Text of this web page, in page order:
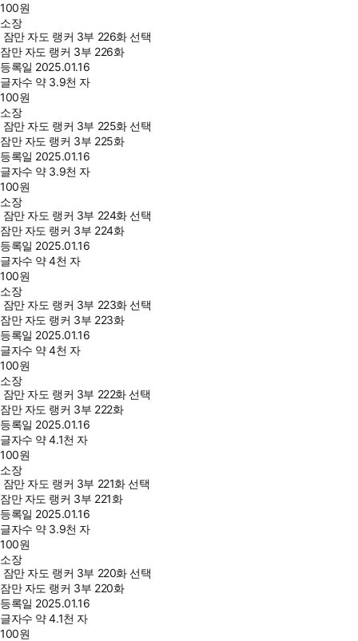
100원
소장
잠만 자도 랭커 3부 226화 선택
잠만 자도 랭커 3부 226화
등록일 2025.01.16
글자수 약 3.9천 자
100원
소장
잠만 자도 랭커 3부 225화 선택
잠만 자도 랭커 3부 225화
등록일 2025.01.16
글자수 약 3.9천 자
100원
소장
잠만 자도 랭커 3부 224화 선택
잠만 자도 랭커 3부 224화
등록일 2025.01.16
글자수 약 4천 자
100원
소장
잠만 자도 랭커 3부 223화 선택
잠만 자도 랭커 3부 223화
등록일 2025.01.16
글자수 약 4천 자
100원
소장
잠만 자도 랭커 3부 222화 선택
잠만 자도 랭커 3부 222화
등록일 2025.01.16
글자수 약 4.1천 자
100원
소장
잠만 자도 랭커 3부 221화 선택
잠만 자도 랭커 3부 221화
등록일 2025.01.16
글자수 약 3.9천 자
100원
소장
잠만 자도 랭커 3부 220화 선택
잠만 자도 랭커 3부 220화
등록일 2025.01.16
글자수 약 4.1천 자
100원